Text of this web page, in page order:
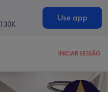
130K
Use app
INICIAR SESSÃO